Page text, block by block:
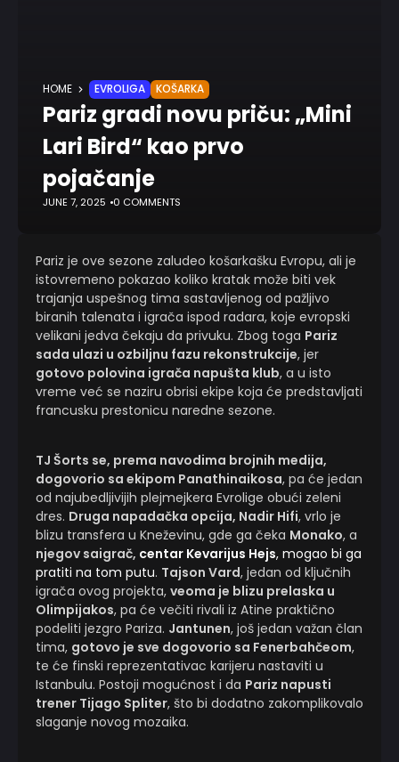
HOME EVROLIGA KOŠARKA
Pariz gradi novu priču: „Mini
Lari Bird“ kao prvo
pojačanje
JUNE 7, 2025 0 COMMENTS
Pariz je ove sezone zaludeo košarkašku Evropu, ali je
istovremeno pokazao koliko kratak može biti vek
trajanja uspešnog tima sastavljenog od pažljivo
biranih talenata i igrača ispod radara, koje evropski
velikani jedva čekaju da privuku. Zbog toga Pariz
sada ulazi u ozbiljnu fazu rekonstrukcije, jer
gotovo polovina igrača napušta klub, a u isto
vreme već se naziru obrisi ekipe koja će predstavljati
francusku prestonicu naredne sezone.
TJ Šorts se, prema navodima brojnih medija,
dogovorio sa ekipom Panathinaikosa, pa će jedan
od najubedljivijih plejmejkera Evrolige obući zeleni
dres. Druga napadačka opcija, Nadir Hifi, vrlo je
blizu transfera u Kneževinu, gde ga čeka Monako, a
njegov saigrač, centar Kevarijus Hejs, mogao bi ga
pratiti na tom putu. Tajson Vard, jedan od ključnih
igrača ovog projekta, veoma je blizu prelaska u
Olimpijakos, pa će večiti rivali iz Atine praktično
podeliti jezgro Pariza. Jantunen, još jedan važan član
tima, gotovo je sve dogovorio sa Fenerbahčeom,
te će finski reprezentativac karijeru nastaviti u
Istanbulu. Postoji mogućnost i da Pariz napusti
trener Tijago Spliter, što bi dodatno zakomplikovalo
slaganje novog mozaika.